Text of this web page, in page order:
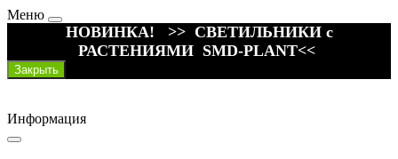
Меню
НОВИНКА! >> СВЕТИЛЬНИКИ с
РАСТЕНИЯМИ SMD-PLANT<<
Закрыть
Информация